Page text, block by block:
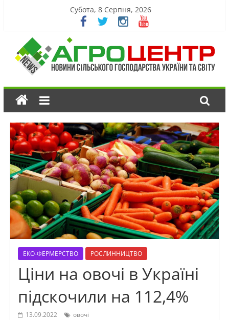
Субота, 8 Серпня, 2026
ЕКО-ФЕРМЕРСТВО РОСЛИННИЦТВО
Ціни на овочі в Україні
підскочили на 112,4%
13.09.2022 овочі